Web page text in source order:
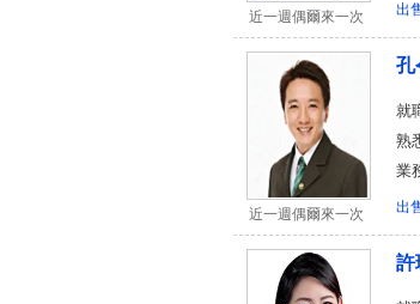
近一週偶爾來一次 出
近一週偶爾來一次
孔
就
熟
業
出
許